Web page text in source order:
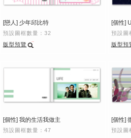
[戀人] 少年邱比特
預設圖框數量：32
版型預覽
[個性]
預設圖
版型預
[個性] 我的生活我做主
預設圖框數量：47
[個性]
預設圖